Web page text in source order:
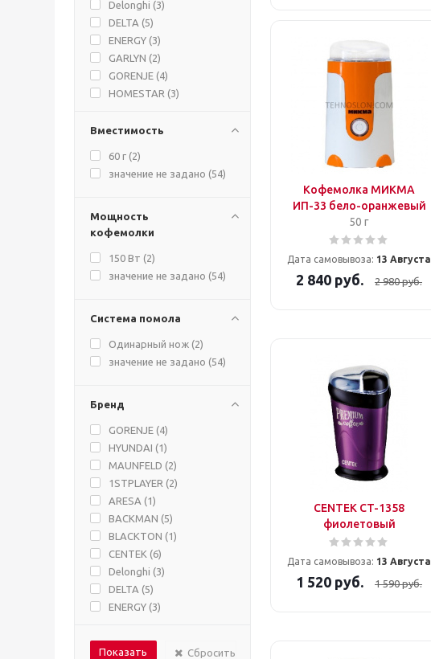
Delonghi (3)
DELTA (5)
ENERGY (3)
GARLYN (2)
GORENJE (4)
HOMESTAR (3)
KELLI (12)
MARTA (
RED SOLUTION (
SAKURA (
VITEK (
5)
МИКМА (5)
Вместимость
60 г (2)
значение не задано (54)
Мощность
кофемолки
150 Вт (2)
значение не задано (54)
Система помола
Одинарный нож (2)
значение не задано (54)
Бренд
GORENJE (4)
HYUNDAI (1)
MAUNFELD (2)
1STPLAYER (2)
ARESA (1)
BACKMAN (5)
BLACKTON (1)
CENTEK (6)
Delonghi (3)
DELTA (5)
ENERGY (3)
HOMESTAR (
Сбросить
Кофемолка МИКМА
ИП-33 бело-оранжевый
50 г
Дата самовывоза: 13 Августа
2 840 руб. 2 980руб.
CENTEK CT-1358
фиолетовый
Дата самовывоза: 13 Августа
1 520 руб. 1 590руб.